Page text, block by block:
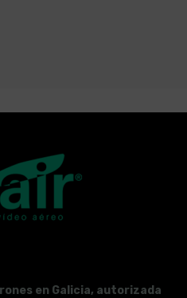
en Galicia, autorizada